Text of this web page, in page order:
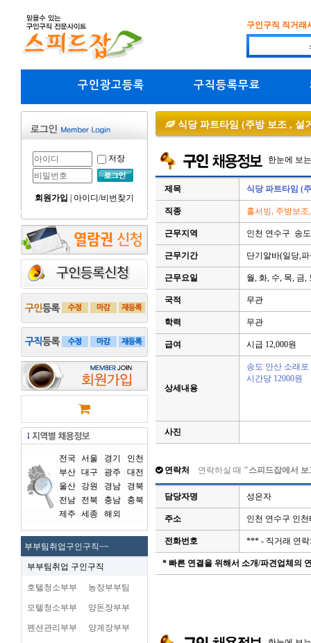
구인구직 직거래
구인광고등록 구직등록무료
저장
회원가입 아이디/비번찾기
전국 서울 경기
인천
부산 대구 광주
대전
울산
강원 경남
경북
전남
전북 충남
충북
제주
세종 해외
부부팀취업구인구직~~
부부팀취업 구인구직
호텔청소부부 농장부부팀
모텔청소부부 양돈장부부
펜션관리부부 양계장부부
식당 파트타임 (주방 보조 , 설
한눈에 보
제목 식당 파트타임 (
직종 홀서빙, 주방보조
근무지역 인천 연수구 송
근무기간 단기알바(일당,
근무요일 월, 화, 수, 목, 금,
국적 무관
학력 무관
급여 시급 12,000원
상세내용
송도 안산 소래
시간당 12000원
사진
연락처 연락하실 때 "스피드잡에서
담당자명 성은자
주소 인천 연수구 인
전화번호 *** - 직거래 연
* 빠른 연결을 위해서 소개/파견업체의